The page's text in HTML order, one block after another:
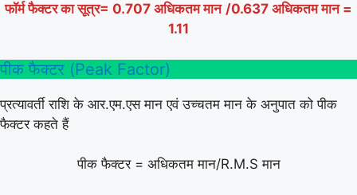
फॉर्म फैक्टर कासूत्र= 0.707 अधिकतम मान /0.637 अधिकतम मान =
1.11
पीक फैक्टर (Peak Factor)
प्रत्यावर्ती राशि के आर.एम.एस मान एवं उच्चतम मान के अनुपात को पीक
फैक्टर कहते हैं
पीक फैक्टर = अधिकतम मान/R.M.S मान